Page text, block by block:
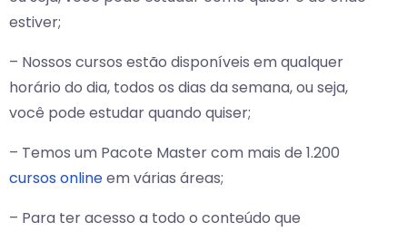
estiver;
– Nossos cursos estão disponíveis em qualquer
horário do dia, todos os dias da semana, ou seja,
você pode estudar quando quiser;
– Temos um Pacote Master com mais de 1.200
cursos onlineem várias áreas;
– Para ter acesso a todo o conteúdo que